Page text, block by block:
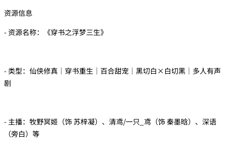
资源信息
- 资源名称：《穿书之浮梦三生》
- 类型：仙侠修真｜穿书重生｜百合甜宠｜黑切白×白切黑｜多人有声
剧
- 主播：牧野冥姬（饰 苏梓凝）、清鸢/一只_鸢（饰 秦墨晗）、深语
（旁白）等